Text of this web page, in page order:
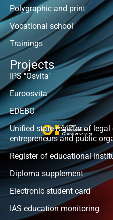
Polygraphic and print
Vocational school
Trainings
Projects
IPS "Osvita"
Euroosvita
EDEBO
Unified state register of
entrepreneurs and public
Register of educational
Diploma supplement
Electronic student card
IAS education monitoring